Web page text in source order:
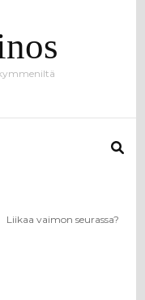
Liikaa vaimon seurassa?